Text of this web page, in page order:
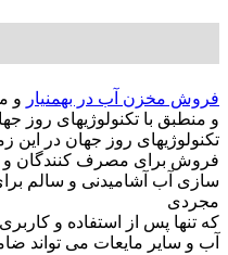
فروش مخزن آب در بهمنیار و
و منطبق با تکنولوژیهای روز
تکنولوژیهای روز جهان در این
فروش برای مصرف کنندگان و
مجردی
که تنها پس از استفاده و
آب و سایر مایعات می تواند